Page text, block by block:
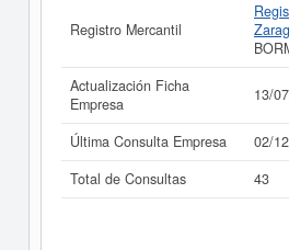
Registro Mercantil
Actualización Ficha
Empresa
13/
Última Consulta Empresa
02/
Total de Consultas
43